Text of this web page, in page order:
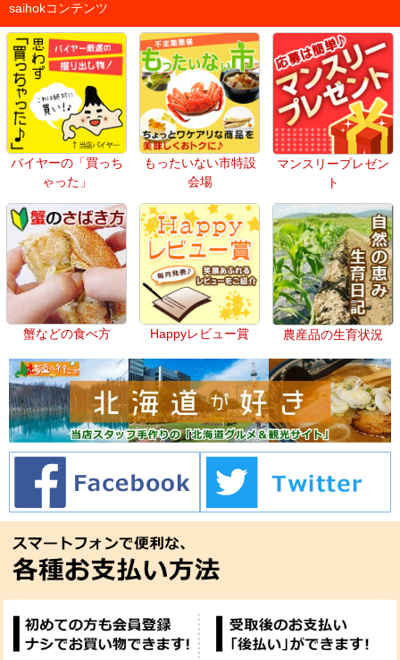
saihokコンテンツ
バイヤーの「買っち
ゃった」
もったいない市特設
会場
マンスリープレゼン
ト
蟹などの食べ方 Happyレビュー賞 農産品の生育状況